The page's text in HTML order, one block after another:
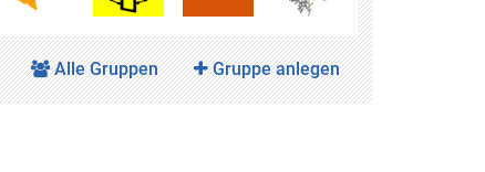
Alle Gruppen Gruppe anlegen